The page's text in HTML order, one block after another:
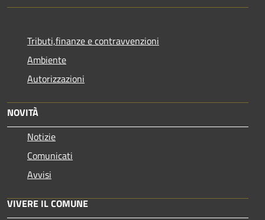
Tributi,finanze e contravvenzioni
Ambiente
Autorizzazioni
NOVITÀ
Notizie
Comunicati
Avvisi
VIVERE IL COMUNE